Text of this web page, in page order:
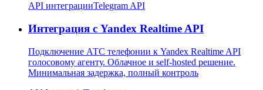
API интеграцииTelegram API
Интеграция с Yandex Realtime API
Подключение АТС телефонии к Yandex Realtime API
голосовому агенту. Облачное и self-hosted решение.
Минимальная задержка, полный контроль